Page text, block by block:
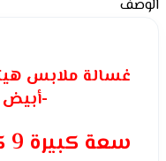
الوصف
-أبيض BD-904HVOW
سعة كبيرة 9 كجم